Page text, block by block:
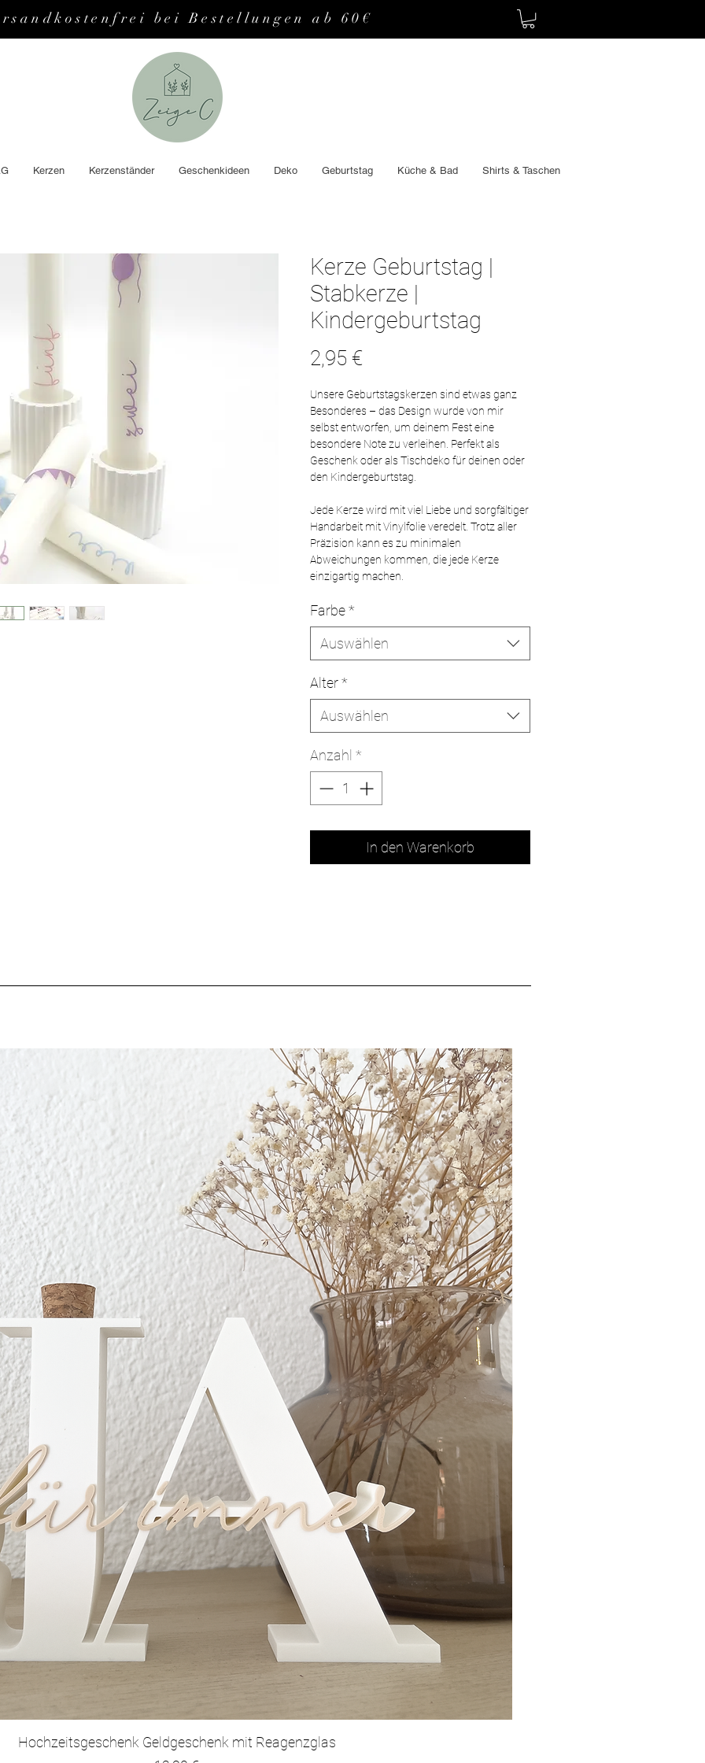
bei Bestellungen ab 60€
Kerzen Kerzenständer Geschenkideen Deko Geburtstag Küche & Bad Shirts & Taschen
Kerze Geburtstag |
Stabkerze |
Kindergeburtstag
2,95 €
Unsere Geburtstagskerzen sind etwas ganz
Besonderes – das Design wurde von mir
selbst entworfen, um deinem Fest eine
besondere Note zu verleihen. Perfekt als
Geschenk oder als Tischdeko für deinen oder
den Kindergeburtstag.
Jede Kerze wird mit viel Liebe und sorgfältiger
Handarbeit mit Vinylfolie veredelt. Trotz aller
Präzision kann es zu minimalen
Abweichungen kommen, die jede Kerze
einzigartig machen.
Farbe*
Auswählen
Alter*
Auswählen
Anzahl *
In den Warenkorb
Schnellansicht
Hochzeitsgeschenk Geldgeschenk mit Reagenzglas